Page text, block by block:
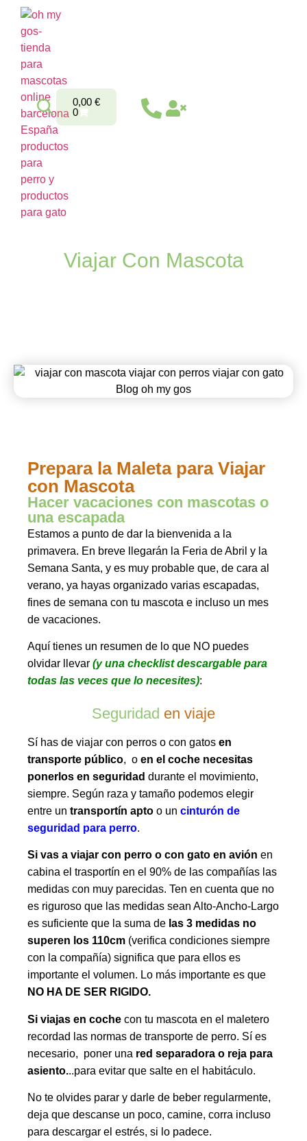
0,00 €
0
Viajar Con Mascota
Prepara la Maleta para Viajar
con Mascota
Hacer vacaciones con mascotas o
una escapada
Estamos a punto de dar la bienvenida a la
primavera. En breve llegarán la Feria de Abril y la
Semana Santa, y es muy probable que, de cara al
verano, ya hayas organizado varias escapadas,
fines de semana con tu mascota e incluso un mes
de vacaciones.
Aquí tienes un resumen de lo que NO puedes
olvidar llevar (y una checklist descargable para
todas las veces que lo necesites):
Seguridad en viaje
Sí has de viajar con perros o con gatos en
transporte público, o en el coche necesitas
ponerlos en seguridad durante el movimiento,
siempre. Según raza y tamaño podemos elegir
entre un transportín apto o un cinturón de
seguridad para perro.
Si vas a viajar con perro o con gato en avión en
cabina el trasportín en el 90% de las compañías las
medidas con muy parecidas. Ten en cuenta que no
es riguroso que las medidas sean Alto-Ancho-Largo
es suficiente que la suma de las 3 medidas no
superen los 110cm (verifica condiciones siempre
con la compañía) significa que para ellos es
importante el volumen. Lo más importante es que
NO HA DE SER RIGIDO.
Si viajas en coche con tu mascota en el maletero
recordad las normas de transporte de perro. Sí es
necesario, poner una red separadora o reja para
asiento...para evitar que salte en el habitáculo.
No te olvides parar y darle de beber regularmente,
deja que descanse un poco, camine, corra incluso
para descargar el estrés, si lo padece.